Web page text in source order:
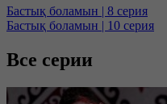
Бастық боламын | 8 серия
Бастық боламын | 10 серия
Все серии